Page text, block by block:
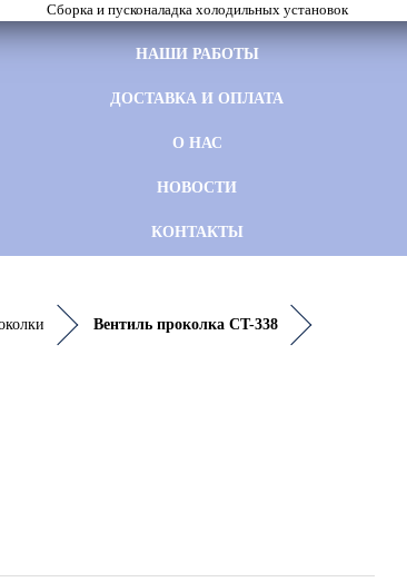
Сборка и пусконаладка холодильных установок
НАШИ РАБОТЫ
ДОСТАВКА И ОПЛАТА
О НАС
НОВОСТИ
КОНТАКТЫ
Вентиль проколка CT-338